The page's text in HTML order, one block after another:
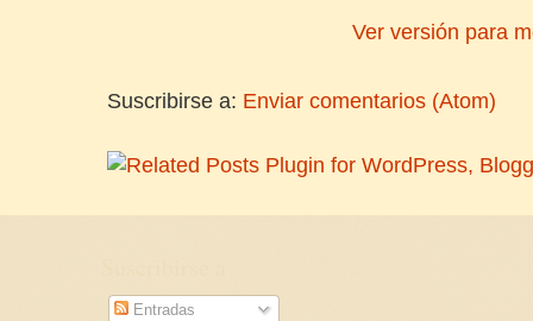
Ver versión para
Suscribirse a: Enviar comentarios (Atom)
Entradas